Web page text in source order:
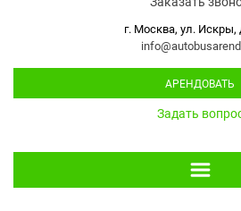
г. Москва, ул. Искры,
АРЕНДОВАТЬ
Задать